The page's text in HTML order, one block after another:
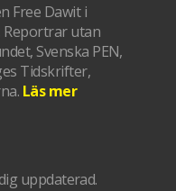
Free Dawit i
Reportrar utan
Svenska PEN,
Tidskrifter,
Läs mer
uppdaterad.